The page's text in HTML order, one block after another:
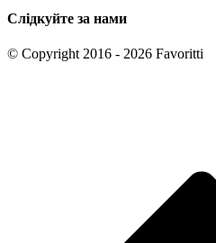
Слідкуйте за нами
© Copyright 2016 - 2026 Favoritti